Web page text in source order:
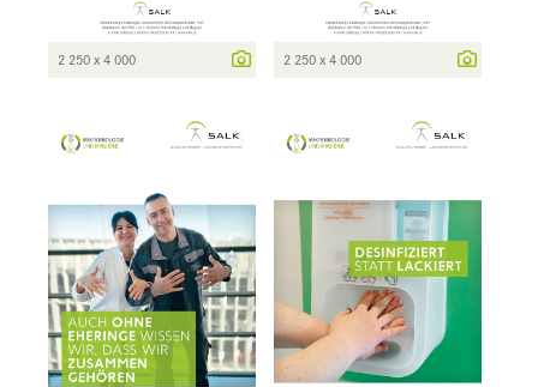
2 250 x 4 000 2 250 x 4 000